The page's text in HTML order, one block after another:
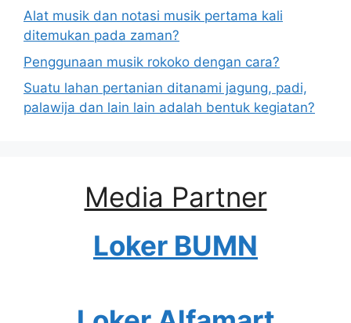
Alat musik dan notasi musik pertama kali
ditemukan pada zaman?
Penggunaan musik rokoko dengan cara?
Suatu lahan pertanian ditanami jagung, padi,
palawija dan lain lain adalah bentuk kegiatan?
Media Partner
Loker BUMN